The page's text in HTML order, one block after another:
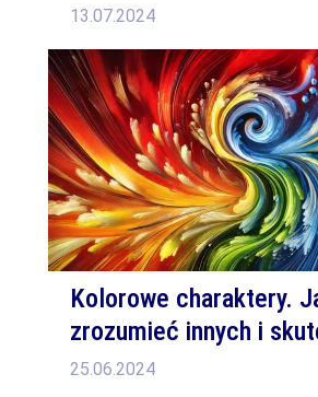
13.07.2024
Kolorowe charaktery.
zrozumieć innych i
się komunikować
25.06.2024